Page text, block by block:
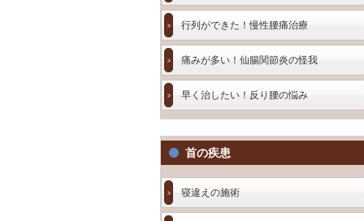
行列ができた！慢性腰痛治療
痛みが多い！仙腸関節炎の怪我
早く治したい！反り腰の悩み
首の疾患
寝違えの施術